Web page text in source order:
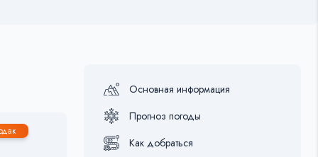
Основная информация
Прогноз погоды
Как добраться